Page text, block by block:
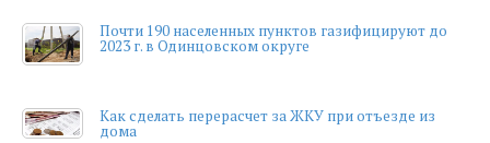
Почти 190 населенных пунктов газифицируют до
2023 г. в Одинцовском округе
Как сделать перерасчет за ЖКУ при отъезде из
дома